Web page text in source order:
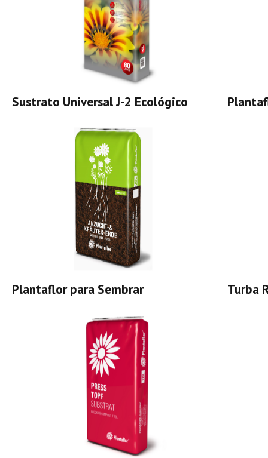
Sustrato Universal J-2 Ecológico
Plantaflor para Sembrar Turba